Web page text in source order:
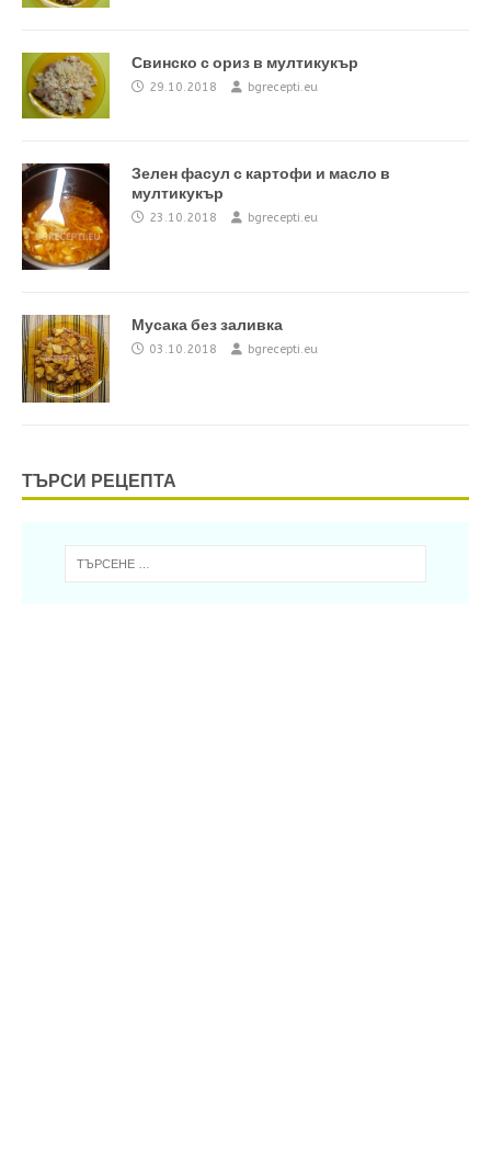
Свинско с ориз в мултикукър
29.10.2018 bgrecepti.eu
Зелен фасул с картофи и масло в
мултикукър
23.10.2018 bgrecepti.eu
Мусака без заливка
03.10.2018 bgrecepti.eu
ТЪРСИ РЕЦЕПТА